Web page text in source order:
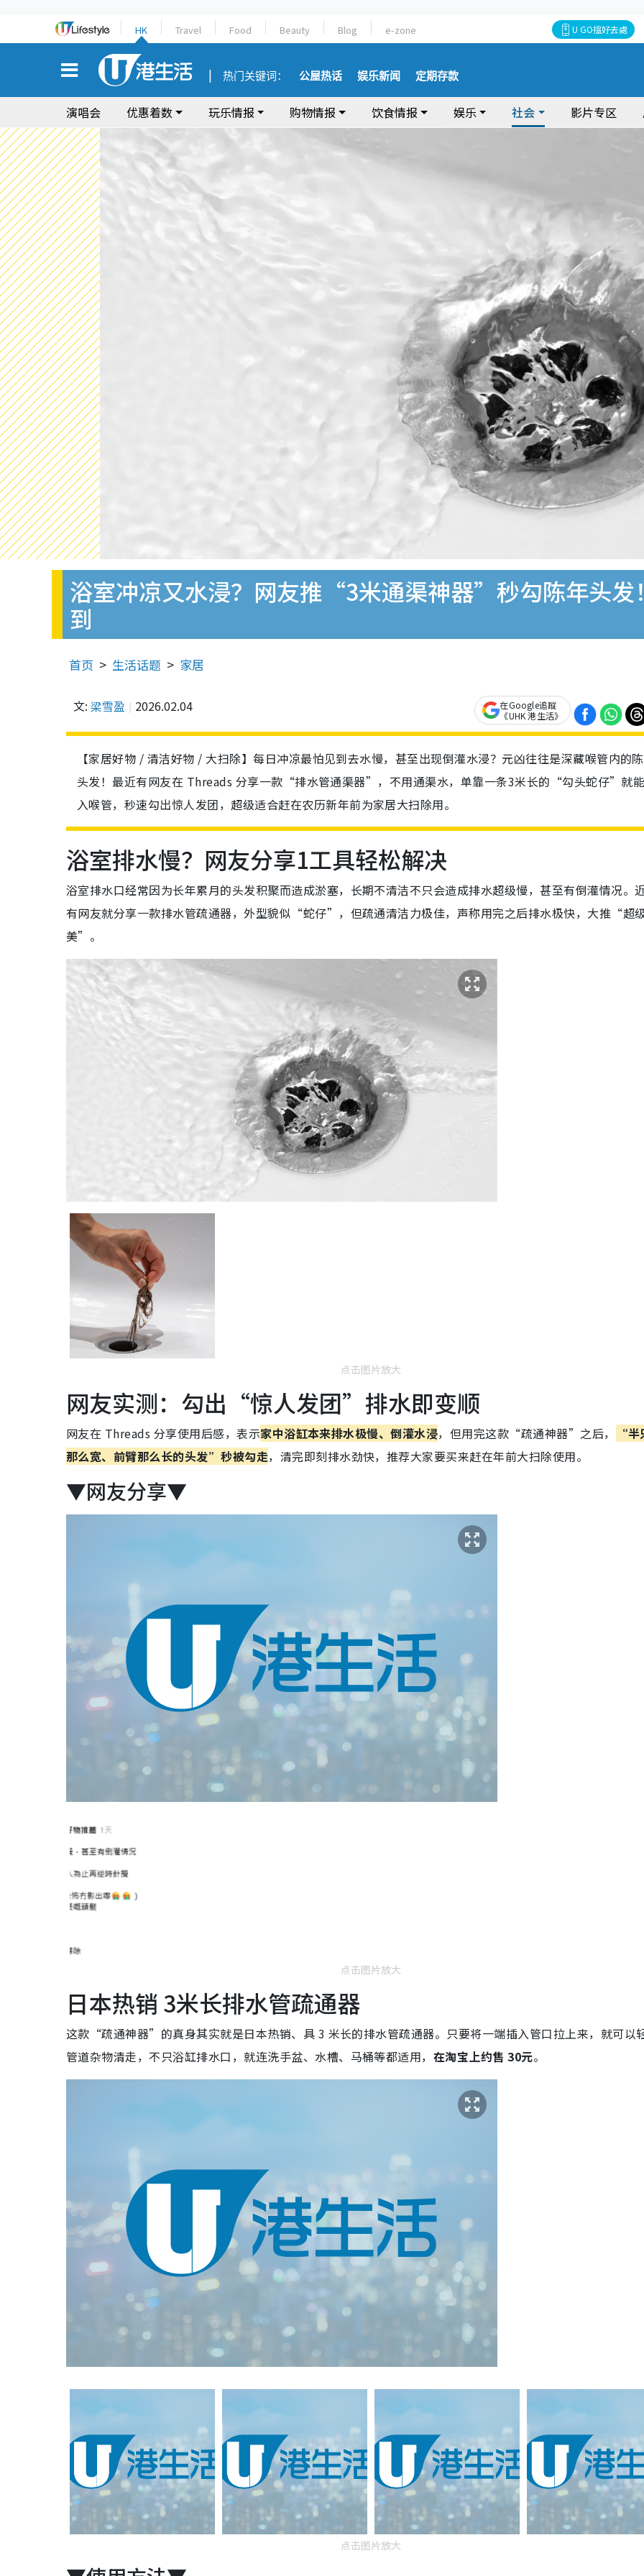
HK Travel Food Beauty Blog e-zone U GO搵好去處
热门关键词： 公屋热话 娱乐新闻 定期存款
演唱会 优惠着数 玩乐情报 购物情报 饮食情报 娱乐 社会 影片专区
浴室冲凉又水浸？网友推“3米通渠神器”秒勾陈年头发
到
首页 生活话题 家居
文: 梁雪盈 2026.02.04
在Google追蹤
《UHK 港生活》
【家居好物 / 清洁好物 / 大扫除】每日冲凉最怕见到去水慢，甚至出现倒灌水浸？元凶往往是深藏喉管内的
头发！最近有网友在 Threads 分享一款“排水管通渠器”，不用通渠水，单靠一条3米长的“勾头蛇仔”就
入喉管，秒速勾出惊人发团，超级适合赶在农历新年前为家居大扫除用。
浴室排水慢？网友分享1工具轻松解决
浴室排水口经常因为长年累月的头发积聚而造成淤塞，长期不清洁不只会造成排水超级慢，甚至有倒灌情况。
有网友就分享一款排水管疏通器，外型貌似“蛇仔”，但疏通清洁力极佳，声称用完之后排水极快，大推“超
美”。
点击图片放大
网友实测：勾出“惊人发团”排水即变顺
网友在 Threads 分享使用后感，表示家中浴缸本来排水极慢、倒灌水浸，但用完这款“疏通神器”之后，
“
那么宽、前臂那么长的头发”秒被勾走，清完即刻排水劲快，推荐大家要买来赶在年前大扫除使用。
▼网友分享▼
点击图片放大
日本热销 3米长排水管疏通器
这款“疏通神器”的真身其实就是日本热销、具 3 米长的排水管疏通器。只要将一端插入管口拉上来，就可以
管道杂物清走，不只浴缸排水口，就连洗手盆、水槽、马桶等都适用， 在淘宝上约售 30元。
点击图片放大